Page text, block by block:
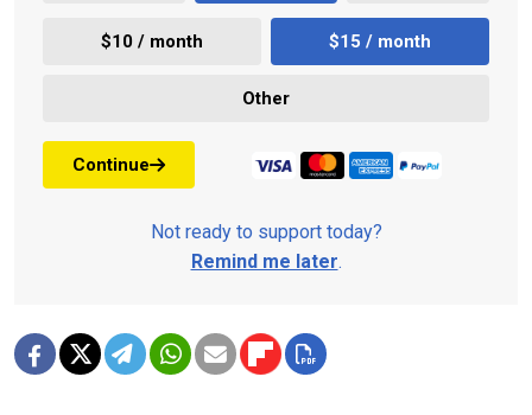
$10 / month $15 / month
Other
Continue
Not ready to support today?
Remind me later.